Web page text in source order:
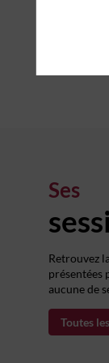
fugiat
cupidatat
deserunt
Ses
Retrouvez
présentées
aucune de
Toutes